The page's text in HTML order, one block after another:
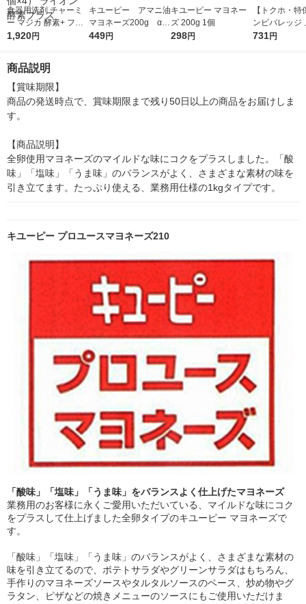
食器用洗剤 チャーミ
ー マジカ 酵素+ フレ
ッシュピーチ 詰め替
酵素プラス
1,920円
キユーピー アマニ油
マヨネーズ200g α-
リノレン酸含有 【機
449円
キユーピー マヨネー
ズ 200g 1個
298円
【トクホ・特
ンビバレッジ
コーラ 480ml
731円
商品説明
【賞味期限】
商品の発送時点で、賞味期限まで残り50日以上の商品をお届けしま
す。
【商品説明】
全卵使用マヨネーズのマイルドな味にコクをプラスしました。「酸
味」「塩味」「うま味」のバランスがよく、さまざまな素材の味を
引き立てます。たっぷり使える、業務用仕様の1kgタイプです。
キユーピー プロユースマヨネーズ210
「酸味」「塩味」「うま味」をバランスよく仕上げたマヨネーズ
業務用のお客様に永くご愛用いただいている、マイルドな味にコク
をプラスして仕上げました全卵タイプのキユーピー マヨネーズで
す。
「酸味」「塩味」「うま味」のバランスがよく、さまざまな素材の
味を引き立てるので、ポテトサラダやグリーンサラダはもちろん、
手作りのマヨネーズソースやタルタルソースのベース、炒め物やグ
ラタン、ピザなどの焼きメニューのソースにもご使用いただけま